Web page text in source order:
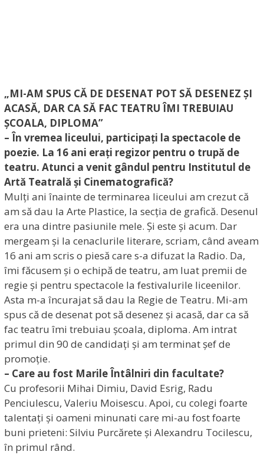
„MI-AM SPUS CĂ DE DESENAT POT SĂ DESENEZ ȘI
ACASĂ, DAR CA SĂ FAC TEATRU ÎMI TREBUIAU
ȘCOALA, DIPLOMA”
– În vremea liceului, participați la spectacole de
poezie. La 16 ani erați regizor pentru o trupă de
teatru. Atunci a venit gândul pentru Institutul de
Artă Teatrală și Cinematografică?
Mulți ani înainte de terminarea liceului am crezut că
am să dau la Arte Plastice, la secția de grafică. Desenul
era una dintre pasiunile mele. Și este și acum. Dar
mergeam și la cenaclurile literare, scriam, când aveam
16 ani am scris o piesă care s-a difuzat la Radio. Da,
îmi făcusem și o echipă de teatru, am luat premii de
regie și pentru spectacole la festivalurile liceenilor.
Asta m-a încurajat să dau la Regie de Teatru. Mi-am
spus că de desenat pot să desenez și acasă, dar ca să
fac teatru îmi trebuiau școala, diploma. Am intrat
primul din 90 de candidați și am terminat șef de
promoție.
– Care au fost Marile Întâlniri din facultate?
Cu profesorii Mihai Dimiu, David Esrig, Radu
Penciulescu, Valeriu Moisescu. Apoi, cu colegi foarte
talentați și oameni minunati care mi-au fost foarte
buni prieteni: Silviu Purcărete și Alexandru Tocilescu,
în primul rând.